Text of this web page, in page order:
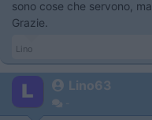
sono cose che servono,
Grazie.
Lino
Lino63